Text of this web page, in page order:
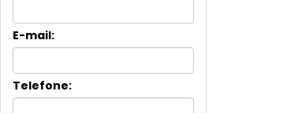
E-mail:
Telefone: